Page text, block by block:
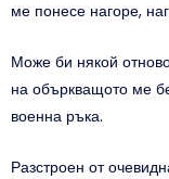
ме понесе нагоре,
Може би някой
на объркващото ме
военна ръка.
Разстроен от